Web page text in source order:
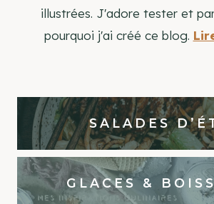
illustrées. J'adore tester et
pourquoi j'ai créé ce blog.
SALADES
GLACES &